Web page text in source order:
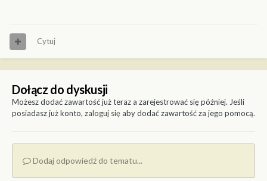
Cytuj
Dołącz do dyskusji
Możesz dodać zawartość już teraz a zarejestrować się później. Jeśli
posiadasz już konto, zaloguj sięaby dodać zawartość za jego pomocą.
Dodaj odpowiedź do tematu...